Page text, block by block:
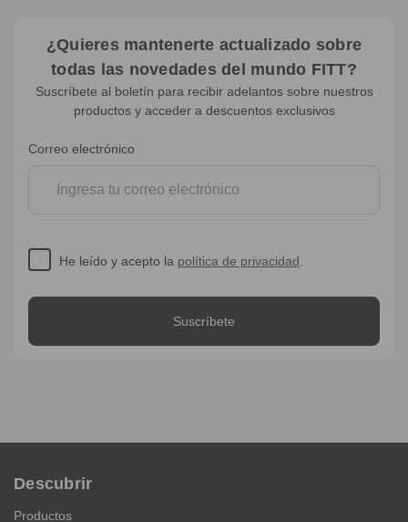
¿Quieres mantenerte actualizado sobre
todas las novedades del mundo FITT?
Suscríbete al boletín para recibir adelantos sobre nuestros
productos y acceder a descuentos exclusivos
Suscripción
boletín
Correo electrónico
He leído y acepto la política de privacidad
Descubrir
Productos